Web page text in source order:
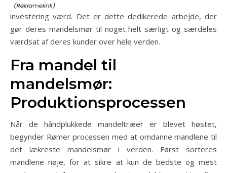
investering værd. Det er dette dedikerede arbejde, der
gør deres mandelsmør til noget helt særligt og særdeles
værdsat af deres kunder over hele verden.
Fra mandel til
mandelsmør:
Produktionsprocessen
Når de håndplukkede mandeltræer er blevet høstet,
begynder Rømer processen med at omdanne mandlene til
det lækreste mandelsmør i verden. Først sorteres
mandlene nøje, for at sikre at kun de bedste og mest